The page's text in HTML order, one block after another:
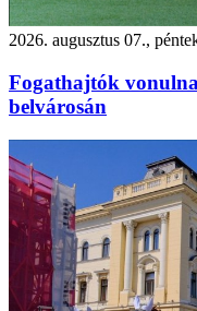
2026. augusztus 07.,
Fogathajtók
belvárosán